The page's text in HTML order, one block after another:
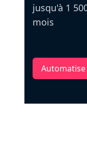
jusqu'à 1
mois